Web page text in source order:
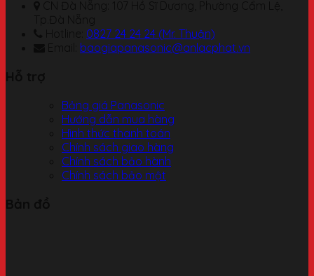
0827 24 24 24 (Mr. Thuận)
baogiapanasonic@anlacphat.vn
Bảng giá Panasonic
Hướng dẫn mua hàng
Hình thức thanh toán
Chính sách giao hàng
Chính sách bảo hành
Chính sách bảo mật